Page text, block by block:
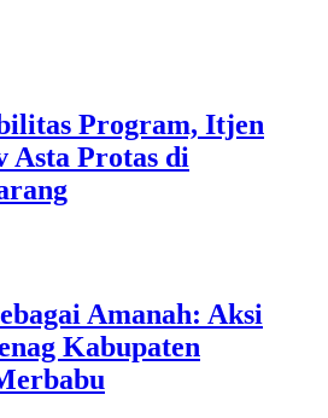
Program, Itjen
Asta Protas di
Amanah: Aksi
Kabupaten